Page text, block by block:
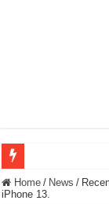
BASTA FATICARE!
Home / News /
iPhone 13.